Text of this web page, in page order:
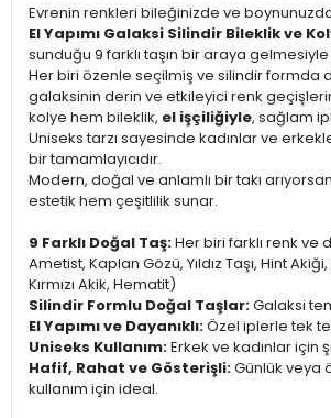
Evrenin renkleri bileğinizde ve
El Yapımı Galaksi Silindir Bileklik ve
sunduğu 9 farklı taşın bir araya gelmesiyle
Her biri özenle seçilmiş ve silindir formda
galaksinin derin ve etkileyici renk
kolye hem bileklik, el işçiliğiyle, sağlam
Uniseks tarzı sayesinde kadınlar ve
bir tamamlayıcıdır.
Modern, doğal ve anlamlı bir takı
estetik hem çeşitlilik sunar.
9 Farklı Doğal Taş:Her biri farklı renk ve
Ametist, Kaplan Gözü, Yıldız Taşı, Hint
Kırmızı Akik, Hematit)
Silindir Formlu Doğal Taşlar:Galaksi
El Yapımı ve Dayanıklı:Özel iplerle tek
Uniseks Kullanım:Erkek ve kadınlar için
Hafif, Rahat ve Gösterişli:Günlük veya
kullanım için ideal.